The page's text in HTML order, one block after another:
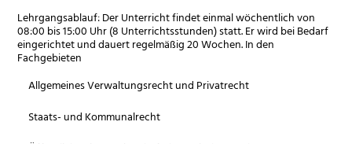
Lehrgangsablauf:Der Unterricht findet einmal wöchentlich von
08:00 bis 15:00 Uhr (8 Unterrichtsstunden) statt. Er wird bei Bedarf
eingerichtet und dauert regelmäßig 20 Wochen. In den
Fachgebieten
Allgemeines Verwaltungsrecht und Privatrecht
Staats- und Kommunalrecht